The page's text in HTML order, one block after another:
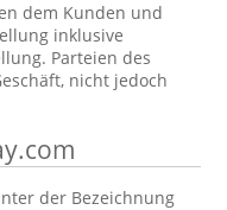
dem Kunden und
inklusive
Parteien des
nicht jedoch
der Bezeichnung